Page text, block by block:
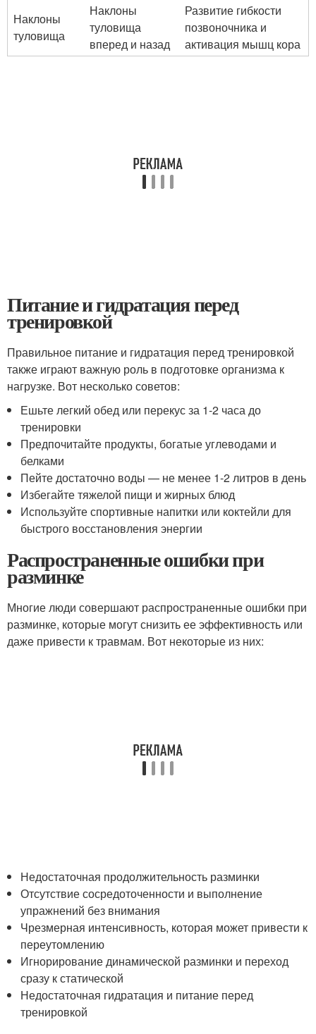
Наклоны
туловища
Наклоны
туловища
вперед и назад
Развитие гибкости
позвоночника и
активация мышц кора
Питание и гидратация перед
тренировкой
Правильное питание и гидратация перед тренировкой
также играют важную роль в подготовке организма к
нагрузке. Вот несколько советов:
Ешьте легкий обед или перекус за 1-2 часа до
тренировки
Предпочитайте продукты, богатые углеводами и
белками
Пейте достаточно воды — не менее 1-2 литров в день
Избегайте тяжелой пищи и жирных блюд
Используйте спортивные напитки или коктейли для
быстрого восстановления энергии
Распространенные ошибки при
разминке
Многие люди совершают распространенные ошибки при
разминке, которые могут снизить ее эффективность или
даже привести к травмам. Вот некоторые из них:
Недостаточная продолжительность разминки
Отсутствие сосредоточенности и выполнение
упражнений без внимания
Чрезмерная интенсивность, которая может привести к
переутомлению
Игнорирование динамической разминки и переход
сразу к статической
Недостаточная гидратация и питание перед
тренировкой